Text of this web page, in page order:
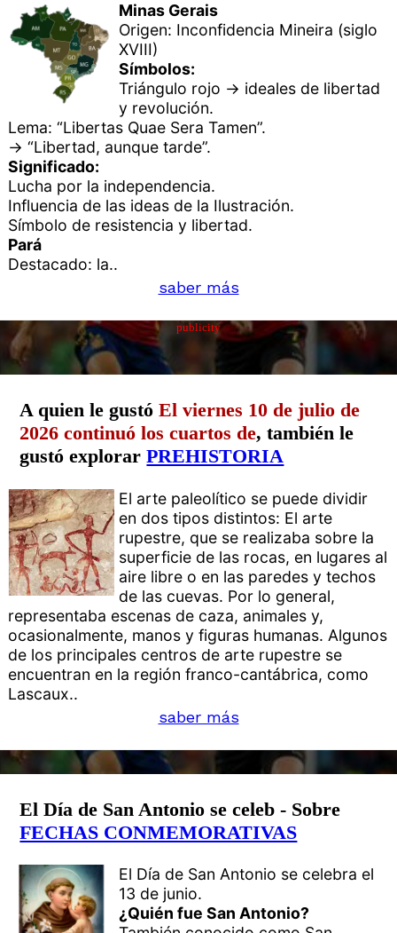
Minas Gerais
Origen: Inconfidencia Mineira (siglo
XVIII)
Símbolos:
Triángulo rojo → ideales de libertad
y revolución.
Lema: “Libertas Quae Sera Tamen”.
→ “Libertad, aunque tarde”.
Significado:
Lucha por la independencia.
Influencia de las ideas de la Ilustración.
Símbolo de resistencia y libertad.
Pará
Destacado: la..
saber más
publicity
A quien le gustóEl viernes 10 de julio de
2026 continuó los cuartos de, también le
gustó explorarPREHISTORIA
El arte paleolítico se puede dividir
en dos tipos distintos: El arte
rupestre, que se realizaba sobre la
superficie de las rocas, en lugares al
aire libre o en las paredes y techos
de las cuevas. Por lo general,
representaba escenas de caza, animales y,
ocasionalmente, manos y figuras humanas. Algunos
de los principales centros de arte rupestre se
encuentran en la región franco-cantábrica, como
Lascaux..
saber más
El Día de San Antonio se celeb - Sobre
FECHAS CONMEMORATIVAS
El Día de San Antonio se celebra el
13 de junio.
¿Quién fue San Antonio?